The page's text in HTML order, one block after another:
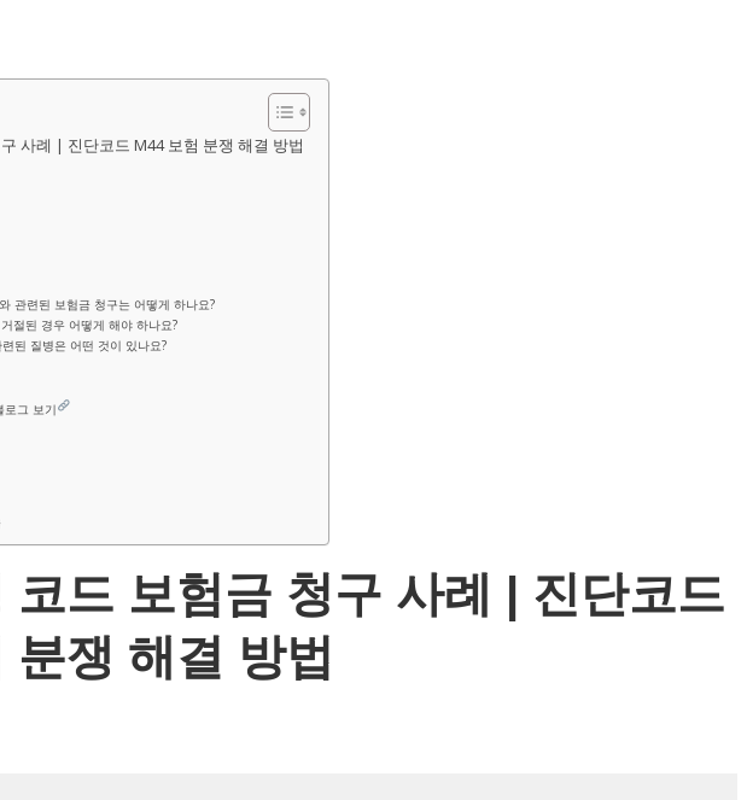
사례 | 진단코드 M44 보험 분쟁 해결 방법
관련된 보험금 청구는 어떻게 하나요?
절된 경우 어떻게 해야 하나요?
된 질병은 어떤 것이 있나요?
로그 보기
코드 보험금 청구 사례 | 진단코드
분쟁 해결 방법